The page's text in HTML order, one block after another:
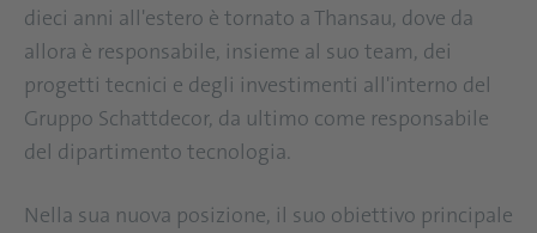
dieci anni all'estero è tornato a Thansau, dove da
allora è responsabile, insieme al suo team, dei
progetti tecnici e degli investimenti all'interno del
Gruppo Schattdecor, da ultimo come responsabile
del dipartimento tecnologia.
Nella sua nuova posizione, il suo obiettivo principale